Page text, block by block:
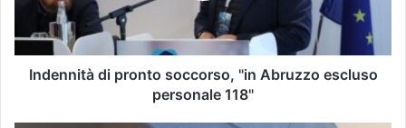
Indennità di pronto soccorso, "in Abruzzo escluso
personale 118"